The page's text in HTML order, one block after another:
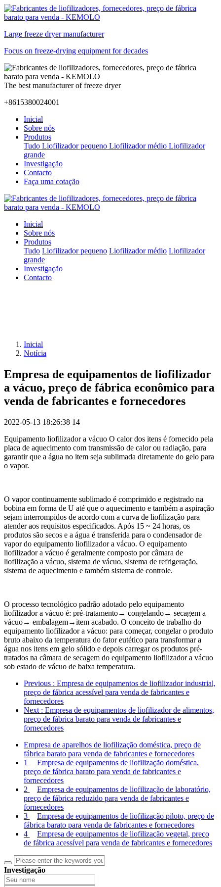
Large freeze dryer manufacturer
Focus on freeze-drying equipment for decades
The best manufacturer of freeze dryer
+8615380024001
Inicial
Sobre nós
Produtos
Tudo Liofilizador pequeno Liofilizador médio Liofilizador
grande
Investigação
Contacto
Faça uma cotação
Inicial
Sobre nós
Produtos
Tudo Liofilizador pequeno Liofilizador médio Liofilizador
grande
Investigação
Contacto
Inicial
Notícia
Empresa de equipamentos de liofilizador
a vácuo, preço de fábrica econômico para
venda de fabricantes e fornecedores
2022-05-13 18:26:38 14
Equipamento liofilizador a vácuo O calor dos itens é fornecido pela
placa de aquecimento com transmissão de calor ou radiação, para
garantir que a água no item seja sublimada diretamente do gelo para
o vapor.
O vapor continuamente sublimado é comprimido e registrado na
bobina em forma de U até que o aquecimento e também a aspiração
sejam interrompidos de acordo com a curva de liofilização para
atender aos requisitos especificados. Após 15 ~ 24 horas, os
produtos são secos e a água é transferida para o condensador de
vapor do equipamento liofilizador a vácuo. O equipamento
liofilizador a vácuo é geralmente composto por câmara de
liofilização a vácuo, sistema de vácuo, sistema de refrigeração,
sistema de aquecimento e também sistema de controle.
O processo tecnológico padrão adotado pelo equipamento
liofilizador a vácuo é: pré-tratamento→ congelando→ secagem a
vácuo→ embalagem→item acabado. O conceito de trabalho do
equipamento liofilizador a vácuo: para começar, congelar o produto
bruto abaixo da temperatura do fator eutético para transformar a
água nos itens em gelo sólido e depois carregar os produtos pré-
tratados na câmara de secagem do equipamento liofilizador a vácuo
sob estado de vácuo de baixa temperatura.
Previous : Empresa de equipamentos de liofilizador industrial,
preço de fábrica acessível para venda de fabricantes e
fornecedores
Next : Empresa de equipamentos de liofilizador de alimentos,
preço de fábrica barato para venda de fabricantes e
fornecedores
Empresa de aparelhos de liofilização doméstica, preço de
fábrica barato para venda de fabricantes e fornecedores
1
Empresa de equipamentos de liofilização doméstica,
preço de fábrica barato para venda de fabricantes e
fornecedores
2
Empresa de equipamentos de liofilização de laboratório,
preço de fábrica reduzido para venda de fabricantes e
fornecedores
3
Empresa de equipamentos de liofilização piloto, preço de
fábrica barato para venda de fabricantes e fornecedores
4
Empresa de equipamentos de liofilização vegetal, preço
de fábrica acessível para venda de fabricantes e fornecedores
Investigação